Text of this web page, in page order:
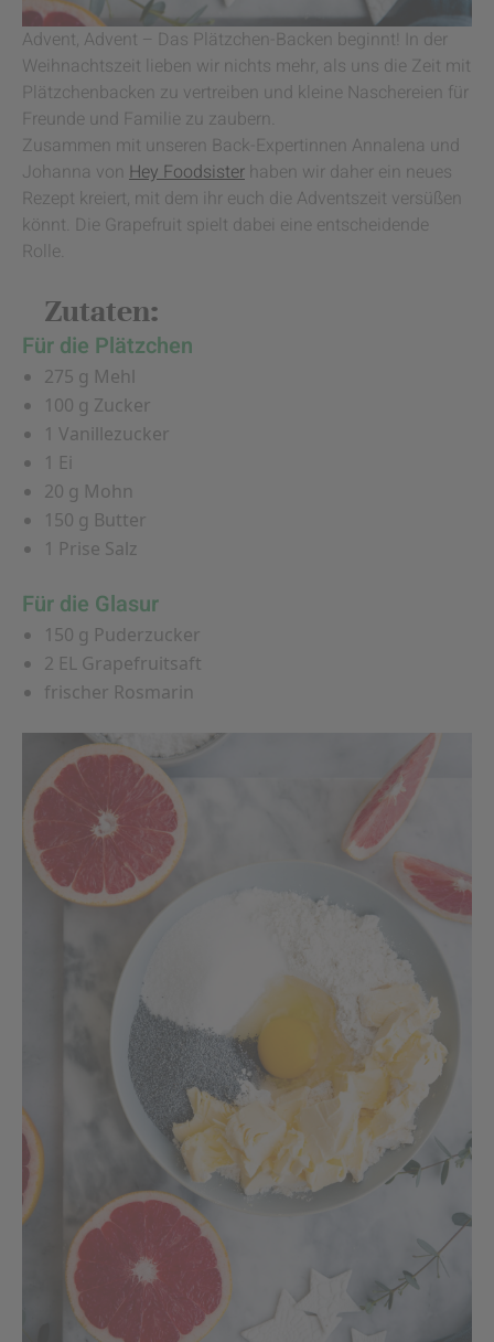
Advent, Advent – Das Plätzchen-Backen beginnt! In der
Weihnachtszeit lieben wir nichts mehr, als uns die Zeit mit
Plätzchenbacken zu vertreiben und kleine Naschereien für
Freunde und Familie zu zaubern.
Zusammen mit unseren Back-Expertinnen Annalena und
Johanna von Hey Foodsister haben wir daher ein neues
Rezept kreiert, mit dem ihr euch die Adventszeit versüßen
könnt. Die Grapefruit spielt dabei eine entscheidende
Rolle.
Zutaten:
Für die Plätzchen
275 g Mehl
100 g Zucker
1 Vanillezucker
1 Ei
20 g Mohn
150 g Butter
1 Prise Salz
Für die Glasur
150 g Puderzucker
2 EL Grapefruitsaft
frischer Rosmarin